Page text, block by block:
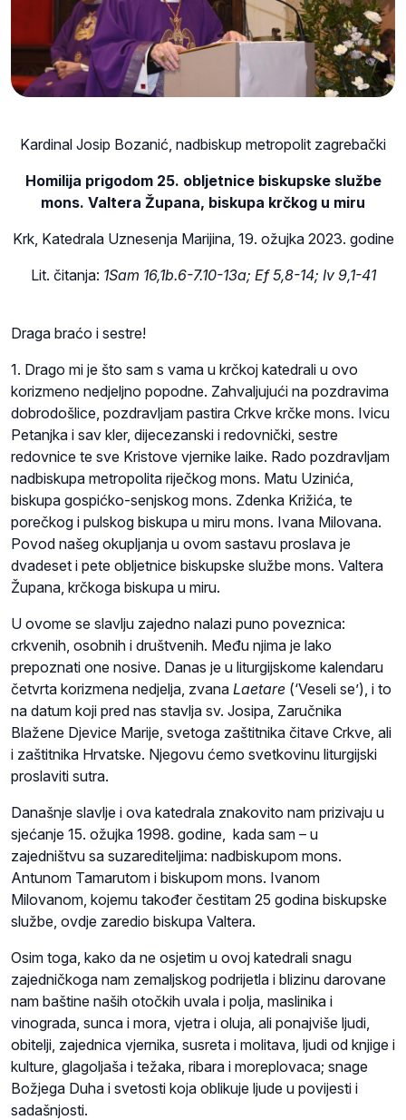
Kardinal Josip Bozanić, nadbiskup metropolit zagrebački
Homilija prigodom 25. obljetnice biskupske službe
mons. Valtera Župana, biskupa krčkog u miru
Krk, Katedrala Uznesenja Marijina, 19. ožujka 2023. godine
Lit. čitanja: 1Sam 16,1b.6-7.10-13a; Ef 5,8-14; Iv 9,1-41
Draga braćo i sestre!
1. Drago mi je što sam s vama u krčkoj katedrali u ovo
korizmeno nedjeljno popodne. Zahvaljujući na pozdravima
dobrodošlice, pozdravljam pastira Crkve krčke mons. Ivicu
Petanjka i sav kler, dijecezanski i redovnički, sestre
redovnice te sve Kristove vjernike laike. Rado pozdravljam
nadbiskupa metropolita riječkog mons. Matu Uzinića,
biskupa gospićko-senjskog mons. Zdenka Križića, te
porečkog i pulskog biskupa u miru mons. Ivana Milovana.
Povod našeg okupljanja u ovom sastavu proslava je
dvadeset i pete obljetnice biskupske službe mons. Valtera
Župana, krčkoga biskupa u miru.
U ovome se slavlju zajedno nalazi puno poveznica:
crkvenih, osobnih i društvenih. Među njima je lako
prepoznati one nosive. Danas je u liturgijskome kalendaru
četvrta korizmena nedjelja, zvana Laetare (‘Veseli se’), i to
na datum koji pred nas stavlja sv. Josipa, Zaručnika
Blažene Djevice Marije, svetoga zaštitnika čitave Crkve, ali
i zaštitnika Hrvatske. Njegovu ćemo svetkovinu liturgijski
proslaviti sutra.
Današnje slavlje i ova katedrala znakovito nam prizivaju u
sjećanje 15. ožujka 1998. godine, kada sam – u
zajedništvu sa suzarediteljima: nadbiskupom mons.
Antunom Tamarutom i biskupom mons. Ivanom
Milovanom, kojemu također čestitam 25 godina biskupske
službe, ovdje zaredio biskupa Valtera.
Osim toga, kako da ne osjetim u ovoj katedrali snagu
zajedničkoga nam zemaljskog podrijetla i blizinu darovane
nam baštine naših otočkih uvala i polja, maslinika i
vinograda, sunca i mora, vjetra i oluja, ali ponajviše ljudi,
obitelji, zajednica vjernika, susreta i molitava, ljudi od knjige i
kulture, glagoljaša i težaka, ribara i moreplovaca; snage
Božjega Duha i svetosti koja oblikuje ljude u povijesti i
sadašnjosti.